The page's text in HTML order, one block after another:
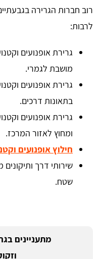
רוב חברות הגרירה
לרבות:
גרירת אופנועים
מושבת לגמרי.
גרירת אופנועים
בתאונות דרכים.
גרירת אופנועים
ומחוץ לאזור המרכז.
חילוץ אופנועים
שירותי דרך ותיקונים
שטח.
מתעניינים